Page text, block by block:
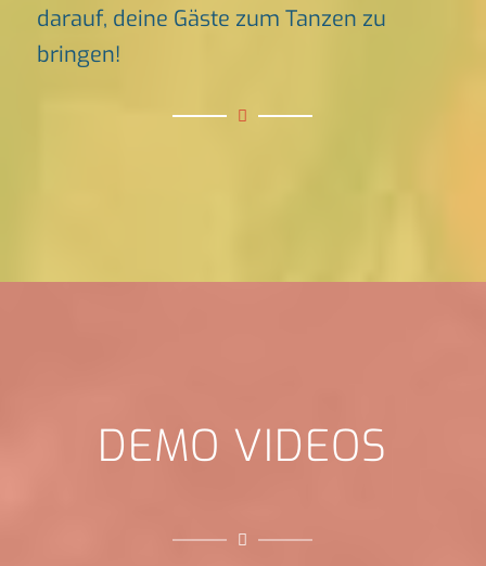
darauf, deine Gäste zum Tanzen zu
bringen!
DEMO VIDEOS